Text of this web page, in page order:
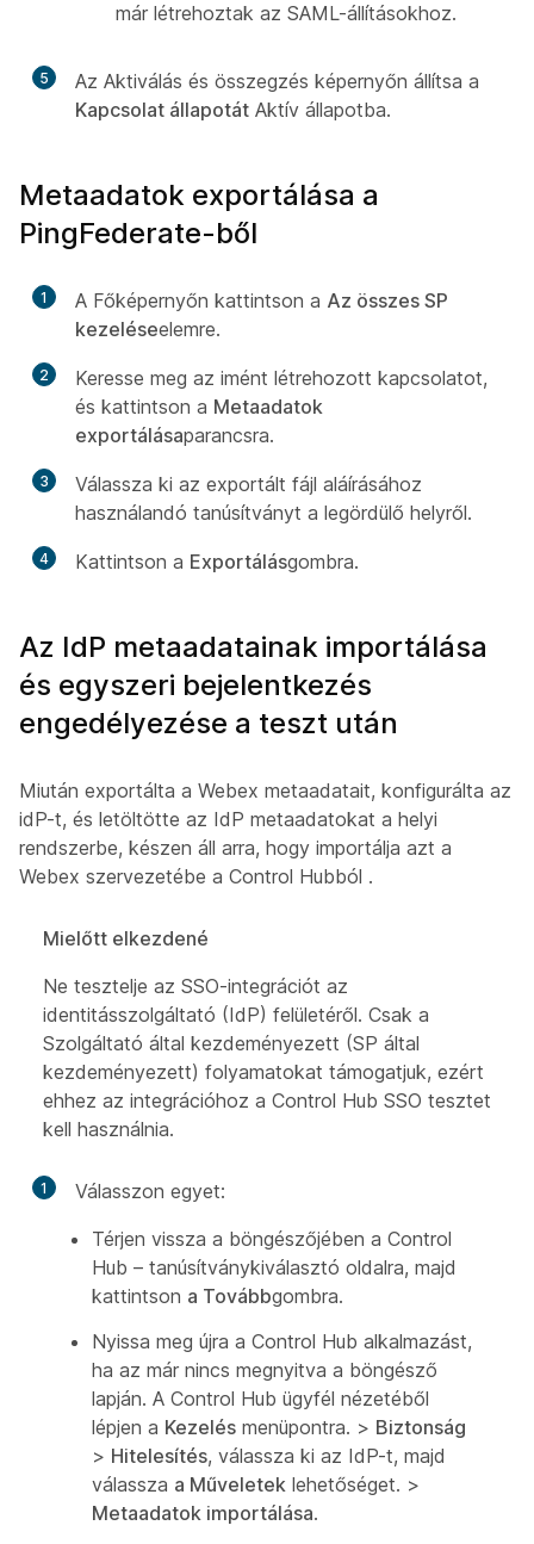
már létrehoztak az SAML-állításokhoz.
5
Az Aktiválás és összegzés képernyőn állítsa a
Kapcsolat állapotát Aktív állapotba.
Metaadatok exportálása a
PingFederate-ből
1 A Főképernyőn kattintson a Az összes SP
kezeléseelemre.
2
Keresse meg az imént létrehozott kapcsolatot,
és kattintson a Metaadatok
exportálásaparancsra.
3
Válassza ki az exportált fájl aláírásához
használandó tanúsítványt a legördülő helyről.
4 Kattintson a Exportálásgombra.
Az IdP metaadatainak importálása
és egyszeri bejelentkezés
engedélyezése a teszt után
Miután exportálta a Webex metaadatait, konfigurálta az
idP-t, és letöltötte az IdP metaadatokat a helyi
rendszerbe, készen áll arra, hogy importálja azt a
Webex szervezetébe a Control Hubból .
Mielőtt elkezdené
Ne tesztelje az SSO-integrációt az
identitásszolgáltató (IdP) felületéről. Csak a
Szolgáltató által kezdeményezett (SP által
kezdeményezett) folyamatokat támogatjuk, ezért
ehhez az integrációhoz a Control Hub SSO tesztet
kell használnia.
1
Válasszon egyet:
Térjen vissza a böngészőjében a Control
Hub – tanúsítványkiválasztó oldalra, majd
kattintson a Továbbgombra.
Nyissa meg újra a Control Hub alkalmazást,
ha az már nincs megnyitva a böngésző
lapján. A Control Hub ügyfél nézetéből
lépjen a Kezelés menüpontra. > Biztonság
> Hitelesítés, válassza ki az IdP-t, majd
válassza a Műveletek lehetőséget. >
Metaadatok importálása.